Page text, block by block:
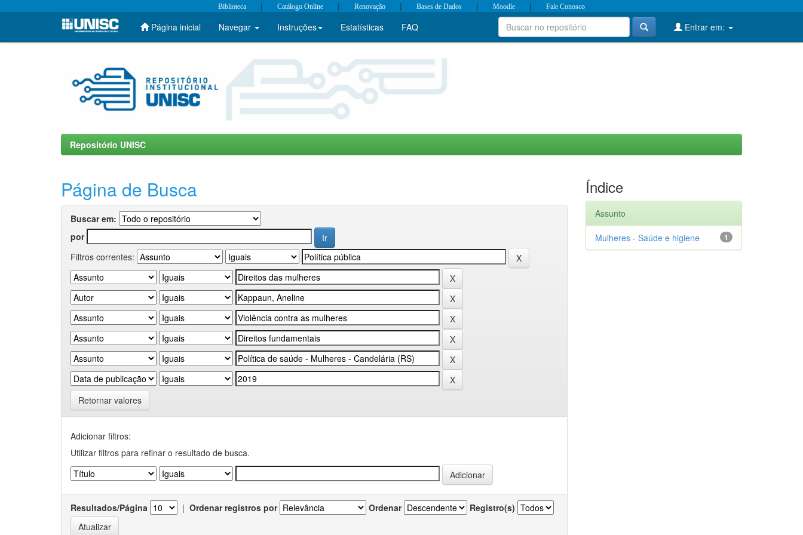
Skip
Biblioteca | Catálogo Online | Renovação | Bases de Dados | Moodle | Fale Conosco
Página inicial Navegar Instruções Estatísticas FAQ Entrar em:
Repositório UNISC
Página de Busca
Buscar em:
por
Filtros correntes:
Retornar valores
Adicionar filtros:
Utilizar filtros para refinar o resultado de busca.
Resultados/Página | Ordenar registros por Ordenar Registro(s)
Índice
Assunto
1
Mulheres - Saúde e higiene